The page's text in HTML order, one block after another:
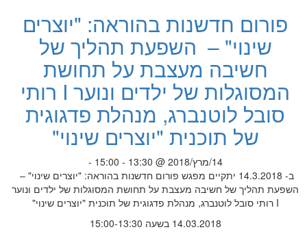
פורום חדשנות בהוראה: "יוצרים
שינוי" – השפעת תהליך של
חשיבה מעצבת על תחושת
המסוגלות של ילדים ונוער I רותי
סובל לוטנברג, מנהלת פדגוגית
של תוכנית "יוצרים שינוי"
14/מרץ/2018 @ 13:30 - 15:00 -
ב- 14.3.2018 יתקיים מפגש פורום חדשנות בהוראה: "יוצרים שינוי" –
השפעת תהליך של חשיבה מעצבת על תחושת המסוגלות של ילדים ונוער
14.03.2018 בשעה 15:00-13:30